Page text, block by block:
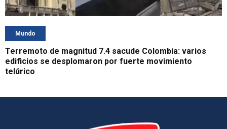
Mundo
Terremoto de magnitud 7.4 sacude Colombia: varios
edificios se desplomaron por fuerte movimiento
telúrico